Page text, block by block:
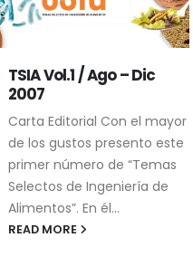
TSIA Vol.1 / Ago – Dic
2007
Carta Editorial Con el mayor
de los gustos presento este
primer número de “Temas
Selectos de Ingeniería de
Alimentos”. En él...
READ MORE